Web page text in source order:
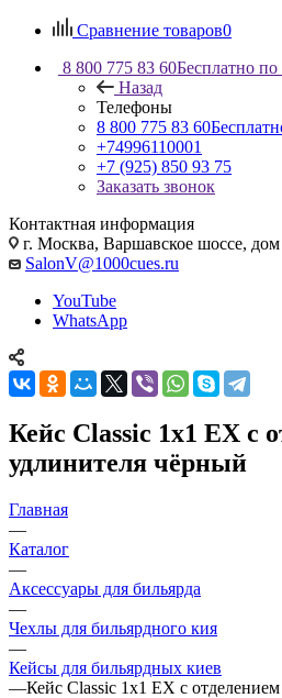
Сравнение товаров0
8 800 775 83 60Бесплатно по
Назад
Телефоны
8 800 775 83 60
+74996110001
+7 (925) 850 93 75
Заказать звонок
Контактная информация
г. Москва, Варшавское шоссе, дом
SalonV@1000cues.ru
YouTube
WhatsApp
Кейс Classic 1x1 EX с
удлинителя чёрный
Главная
—
Каталог
—
Аксессуары для бильярда
—
Чехлы для бильярдного кия
—
Кейсы для бильярдных киев
—Кейс Classic 1x1 EX с